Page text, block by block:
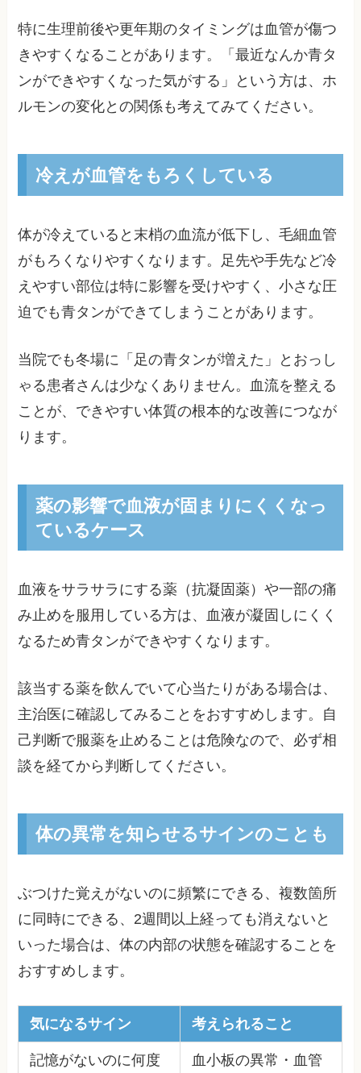
特に生理前後や更年期のタイミングは血管が傷つ
きやすくなることがあります。「最近なんか青タ
ンができやすくなった気がする」という方は、ホ
ルモンの変化との関係も考えてみてください。
冷えが血管をもろくしている
体が冷えていると末梢の血流が低下し、毛細血管
がもろくなりやすくなります。足先や手先など冷
えやすい部位は特に影響を受けやすく、小さな圧
迫でも青タンができてしまうことがあります。
当院でも冬場に「足の青タンが増えた」とおっし
ゃる患者さんは少なくありません。血流を整える
ことが、できやすい体質の根本的な改善につなが
ります。
薬の影響で血液が固まりにくくなっ
ているケース
血液をサラサラにする薬（抗凝固薬）や一部の痛
み止めを服用している方は、血液が凝固しにくく
なるため青タンができやすくなります。
該当する薬を飲んでいて心当たりがある場合は、
主治医に確認してみることをおすすめします。自
己判断で服薬を止めることは危険なので、必ず相
談を経てから判断してください。
体の異常を知らせるサインのことも
ぶつけた覚えがないのに頻繁にできる、複数箇所
に同時にできる、2週間以上経っても消えないと
いった場合は、体の内部の状態を確認することを
おすすめします。
気になるサイン 考えられること
記憶がないのに何度 血小板の異常・血管